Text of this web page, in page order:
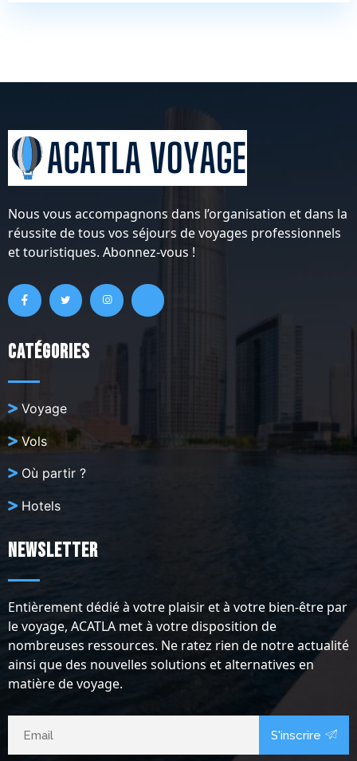
Nous vous accompagnons dans l’organisation et dans la
réussite de tous vos séjours de voyages professionnels
et touristiques. Abonnez-vous !
Catégories
Voyage
Vols
Où partir ?
Hotels
Newsletter
Entièrement dédié à votre plaisir et à votre bien-être par
le voyage, ACATLA met à votre disposition de
nombreuses ressources. Ne ratez rien de notre actualité
ainsi que des nouvelles solutions et alternatives en
matière de voyage.
S'inscrire